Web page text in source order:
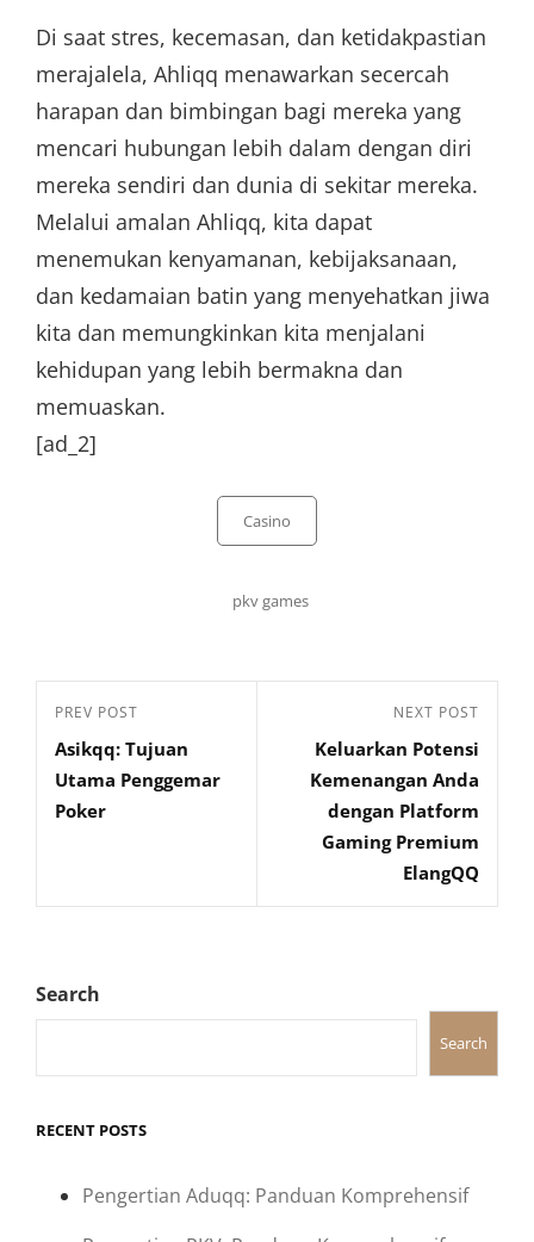
Di saat stres, kecemasan, dan ketidakpastian
merajalela, Ahliqq menawarkan secercah
harapan dan bimbingan bagi mereka yang
mencari hubungan lebih dalam dengan diri
mereka sendiri dan dunia di sekitar mereka.
Melalui amalan Ahliqq, kita dapat
menemukan kenyamanan, kebijaksanaan,
dan kedamaian batin yang menyehatkan jiwa
kita dan memungkinkan kita menjalani
kehidupan yang lebih bermakna dan
memuaskan.
[ad_2]
Categories
Casino
Tags,
pkv games
Post
navigation
Previous
Post
PREV POST
Asikqq: Tujuan
Utama Penggemar
Poker
Post
NEXT POST
Keluarkan Potensi
Kemenangan Anda
dengan Platform
Gaming Premium
ElangQQ
Search
Search
RECENT POSTS
Pengertian Aduqq: Panduan Komprehensif